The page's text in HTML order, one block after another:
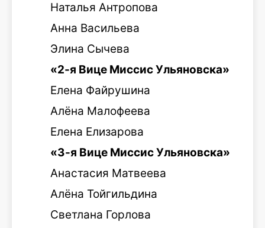
Наталья Антропова
Анна Васильева
Элина Сычева
«2-я Вице Миссис Ульяновска»
Елена Файрушина
Алёна Малофеева
Елена Елизарова
«3-я Вице Миссис Ульяновска»
Анастасия Матвеева
Алёна Тойгильдина
Светлана Горлова